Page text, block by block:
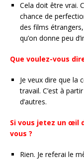
Cela doit être vrai.
chance de
des films
qu’on donne peu
Que voulez-vous
Je veux dire que la
travail. C’est à
d’autres.
Si vous jetez un œil
vous ?
Rien. Je referai le